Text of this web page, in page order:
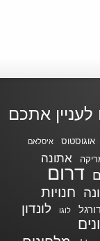
אתכם
אוגוסטוס איסלאם
אתונה
דרום
חנויות
לוגו לונדון